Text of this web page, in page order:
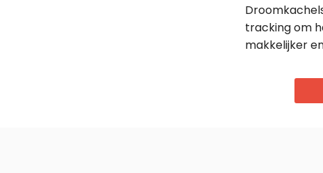
tracking om
makkelijker